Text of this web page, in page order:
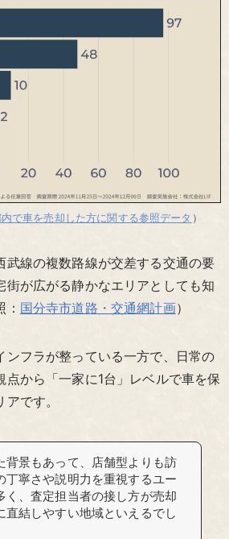
で車を売却した方に関する参照データ ）
武線の複数路線が交差する交通の要
街が広がる静かなエリアとしても知
国分寺市道路・交通網計画）
ンフラが整っている一方で、日常の
点から「一家に1台」レベルで車を保
です。
背景もあって、店舗型よりも訪
丁寧さや説明力を重視するユー
く、査定担当者の接し方が売却
直結しやすい地域といえるでし